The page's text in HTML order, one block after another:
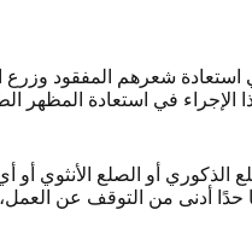
استعادة شعرهم المفقود
في استعادة المظهر
الذكوري أو الصلع
حدًا أدنى من التوقف عن